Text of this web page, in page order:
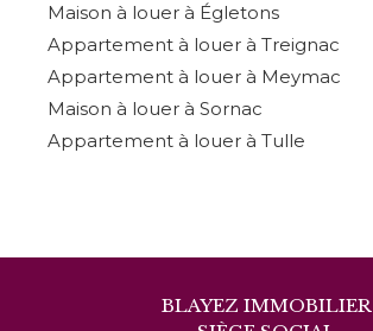
Maison à louer à Égletons
Appartement à louer à Treignac
Appartement à louer à Meymac
Maison à louer à Sornac
Appartement à louer à Tulle
BLAYEZ IMMOBILIER